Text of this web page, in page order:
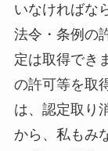
いなければな
法令・条例の
定は取得でき
の許可等を取
は、認定取り
から、私もみ